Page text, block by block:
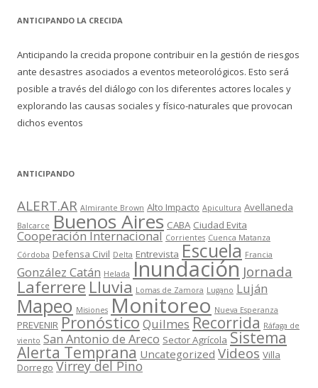
ANTICIPANDO LA CRECIDA
Anticipando la crecida propone contribuir en la gestión de riesgos
ante desastres asociados a eventos meteorológicos. Esto será
posible a través del diálogo con los diferentes actores locales y
explorando las causas sociales y físico-naturales que provocan
dichos eventos
ANTICIPANDO
ALERT.AR Almirante Brown Alto Impacto Apicultura Avellaneda
Balcarce Buenos Aires CABA Ciudad Evita
Cooperación Internacional Corrientes Cuenca Matanza
Córdoba Defensa Civil Delta Entrevista Escuela Francia
González Catán Helada Inundación Jornada
Laferrere Lluvia Lomas de Zamora Lugano Luján
Mapeo Misiones Monitoreo Nueva Esperanza
PREVENIR PronósticoQuilmes Recorrida Ráfaga de
viento San Antonio de Areco Sector Agrícola Sistema
Alerta Temprana Uncategorized Videos Villa
Dorrego Virrey del Pino